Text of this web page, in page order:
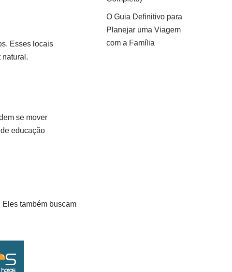
Esses locais
natural.
se mover
educação
também buscam
O Guia Definitivo para
Planejar uma Viagem
com a Família